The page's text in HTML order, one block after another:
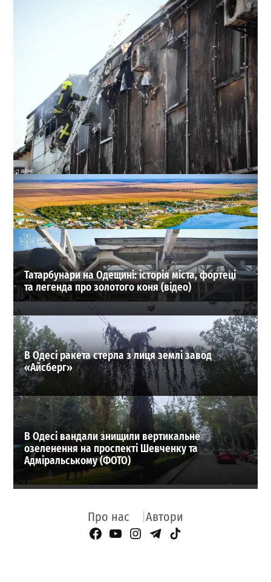
На Миколаївській дорозі в Одесі гасили масштабну
пожежу на складі (фото, відео)
0
02.08.2026
ВИБІР РЕДАКЦІЇ
Татарбунари на Одещині: історія міста, фортеці
та легенда про золотого коня (відео)
В Одесі ракета стерла з лиця землі завод
«Айсберг»
В Одесі вандали знищили вертикальне
озеленення на проспекті Шевченку та
Адміральському (ФОТО)
Про нас Автори
Facebook Page
YouTube
Instagram
Telegram
TikTok